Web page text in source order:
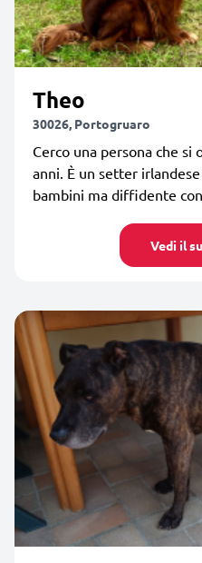
Theo
30026, Portogruaro
Cerco una persona che si
anni. È un setter
bambini ma diffidente con
Vedi il